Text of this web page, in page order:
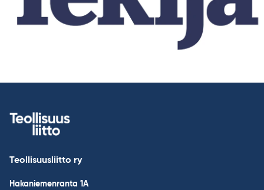
Teollisuusliitto ry
Hakaniemenranta 1A